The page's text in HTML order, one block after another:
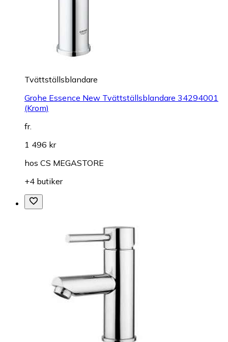
Tvättställsblandare
Grohe Essence New Tvättställsblandare 34294001
(Krom)
fr.
1 496 kr
hos CS MEGASTORE
+4 butiker